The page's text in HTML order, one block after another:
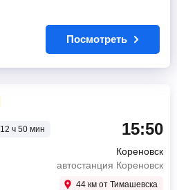
Посмотреть
12 ч 50 мин 15:50
Кореновск
автостанция Кореновск
44 км от Тимашевска